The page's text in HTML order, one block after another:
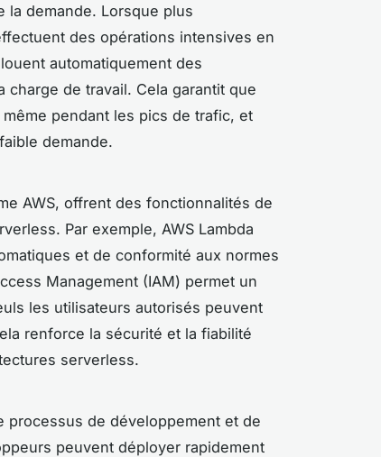
la demande. Lorsque plus
des opérations intensives en
automatiquement des
de travail. Cela garantit que
pendant les pics de trafic, et
demande.
AWS, offrent des fonctionnalités de
Par exemple, AWS Lambda
et de conformité aux normes
Management (IAM) permet un
les utilisateurs autorisés peuvent
renforce la sécurité et la fiabilité
serverless.
processus de développement et de
peuvent déployer rapidement